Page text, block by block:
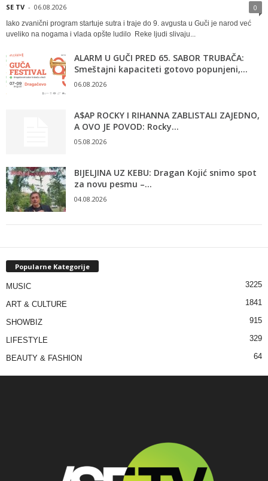
SE TV - 06.08.2026 0
Iako zvanični program startuje sutra i traje do 9. avgusta u Guči je narod već
uveliko na nogama i vlada opšte ludilo Reke ljudi slivaju...
ALARM U GUČI PRED 65. SABOR TRUBAČA:
Smeštajni kapaciteti gotovo popunjeni,...
06.08.2026
A$AP ROCKY I RIHANNA ZABLISTALI ZAJEDNO,
A OVO JE POVOD: Rocky...
05.08.2026
BIJELJINA UZ KEBU: Dragan Kojić snimo spot
za novu pesmu –...
04.08.2026
Popularne Kategorije
MUSIC 3225
ART & CULTURE 1841
SHOWBIZ 915
LIFESTYLE 329
BEAUTY & FASHION 64